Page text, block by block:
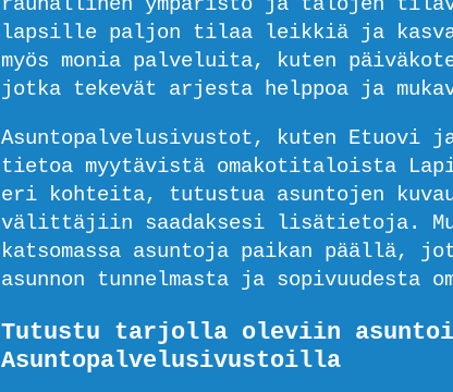
lapsille paljon tilaa leikkiä ja
myös monia palveluita, kuten
jotka tekevät arjesta helppoa ja
Asuntopalvelusivustot, kuten Etuovi
tietoa myytävistä omakotitaloista
eri kohteita, tutustua asuntojen
välittäjiin saadaksesi lisätietoja.
katsomassa asuntoja paikan päällä,
asunnon tunnelmasta ja
Tutustu tarjolla oleviin
Asuntopalvelusivustoilla